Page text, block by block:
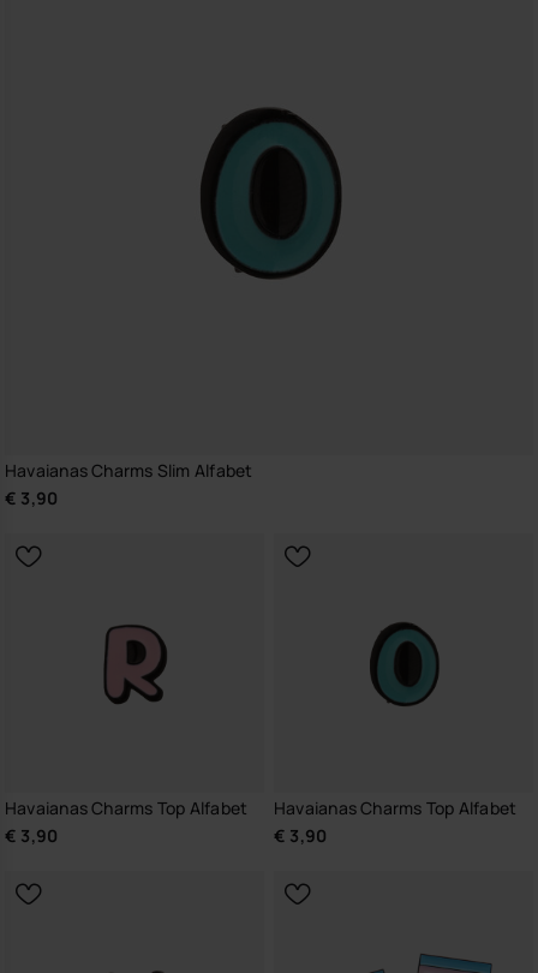
Havaianas Charms Slim Alfabet
€ 3,90
Havaianas Charms Top Alfabet
€ 3,90
Havaianas Charms Top Alfabet
€ 3,90